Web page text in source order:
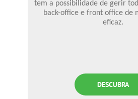
tem a possibilidade de gerir
back-office e front office de
eficaz.
DESCUBRA